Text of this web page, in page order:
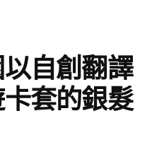
自創翻譯
套的銀髮